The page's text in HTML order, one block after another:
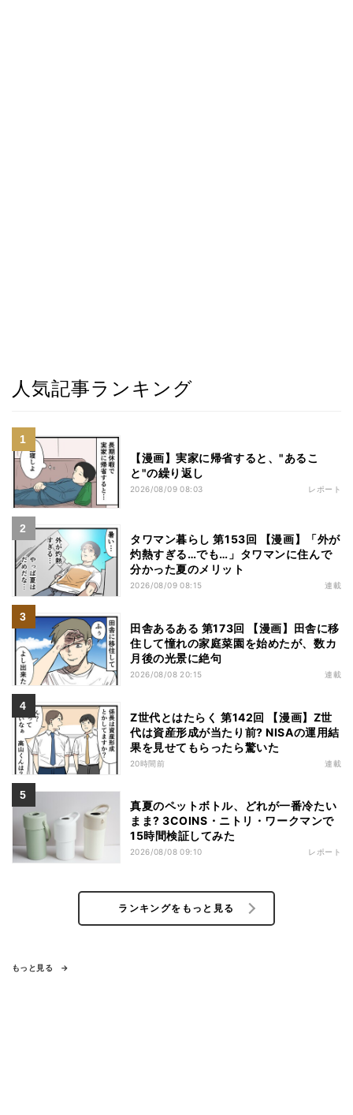
人気記事ランキング
【漫画】実家に帰省すると、"あるこ
と"の繰り返し
2026/08/09 08:03 レポート
タワマン暮らし 第153回 【漫画】「外が
灼熱すぎる…でも…」タワマンに住んで
分かった夏のメリット
2026/08/09 08:15 連載
田舎あるある 第173回 【漫画】田舎に移
住して憧れの家庭菜園を始めたが、数カ
月後の光景に絶句
2026/08/08 20:15 連載
Z世代とはたらく 第142回 【漫画】Z世
代は資産形成が当たり前? NISAの運用結
果を見せてもらったら驚いた
20時間前 連載
真夏のペットボトル、どれが一番冷たい
まま? 3COINS・ニトリ・ワークマンで
15時間検証してみた
2026/08/08 09:10 レポート
ランキングをもっと見る
もっと見る